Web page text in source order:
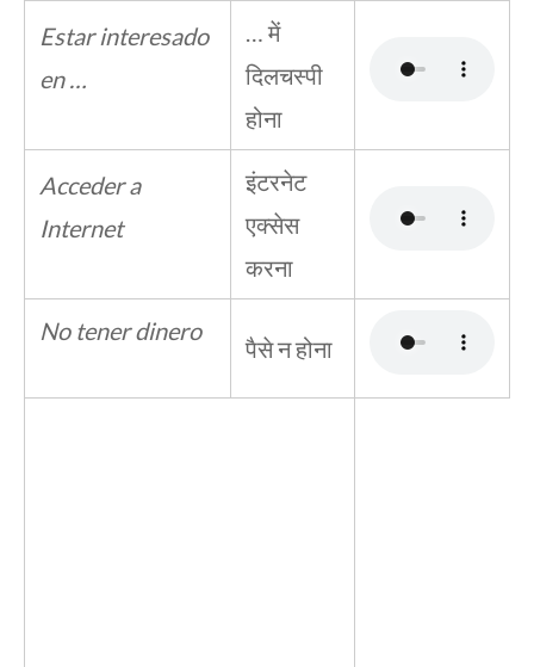
Estar interesado
en …
… में
दिलचस्पी
होना
Acceder a
Internet
इंटरनेट
एक्सेस
करना
No tener dinero
पैसे न होना